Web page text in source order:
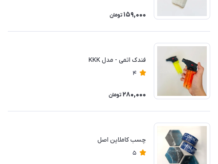
159,000 تومان
فندک اتمی - مدل KKK
4
280,000 تومان
چسب کاملاین اصل
5